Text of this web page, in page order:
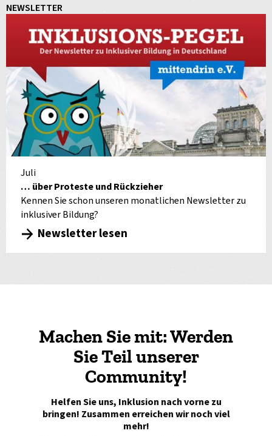
NEWSLETTER
Juli
… über Proteste und Rückzieher
Kennen Sie schon unseren monatlichen Newsletter zu
inklusiver Bildung?
Newsletter lesen
Machen Sie mit: Werden
Sie Teil unserer
Community!
Helfen Sie uns, Inklusion nach vorne zu
bringen! Zusammen erreichen wir noch viel
mehr!